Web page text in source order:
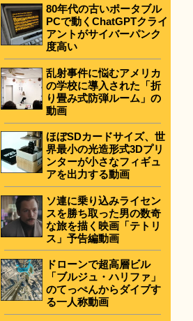
80年代の古いポータブル
PCで動くChatGPTクライ
アントがサイバーパンク
度高い
乱射事件に悩むアメリカ
の学校に導入された「折
り畳み式防弾ルーム」の
動画
ほぼSDカードサイズ、世
界最小の光造形式3Dプリ
ンターが小さなフィギュ
アを出力する動画
ソ連に乗り込みライセン
スを勝ち取った男の数奇
な旅を描く映画「テトリ
ス」予告編動画
ドローンで超高層ビル
「ブルジュ・ハリファ」
のてっぺんからダイブす
る一人称動画